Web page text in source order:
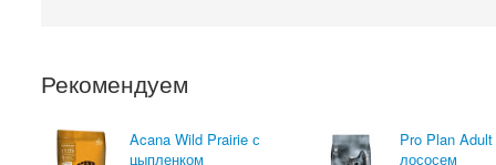
Рекомендуем
Acana Wild Prairie с
цыпленком
Pro Plan
лососем